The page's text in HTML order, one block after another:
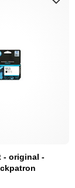
- original -